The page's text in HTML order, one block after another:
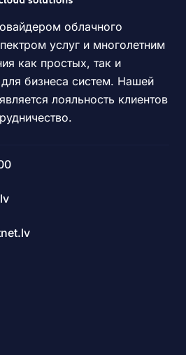
облачного
услуг и многолетним
как простых, так и
бизнеса систем. Нашей
лояльность клиентов